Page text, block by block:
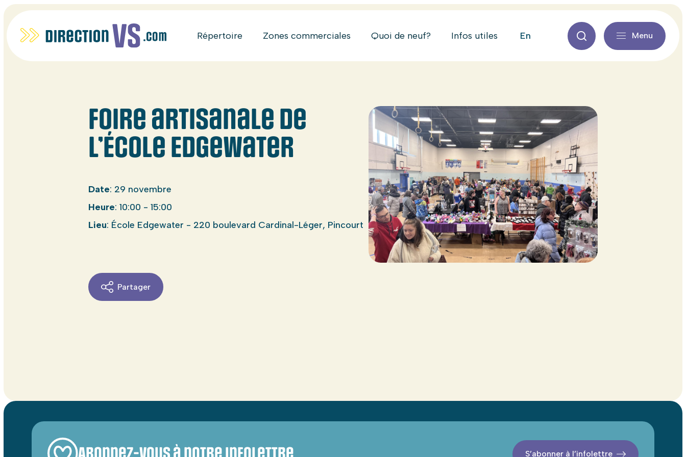
Répertoire Zones commerciales Quoi de neuf? Infos utiles en Menu
Foire artisanale de
l’École Edgewater
Date: 29 novembre
Heure: 10:00 - 15:00
Lieu: École Edgewater - 220 boulevard Cardinal-Léger, Pincourt
Partager
S’abonner à l’infolettre